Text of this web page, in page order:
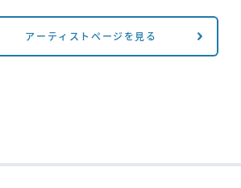
アーティストページを見る